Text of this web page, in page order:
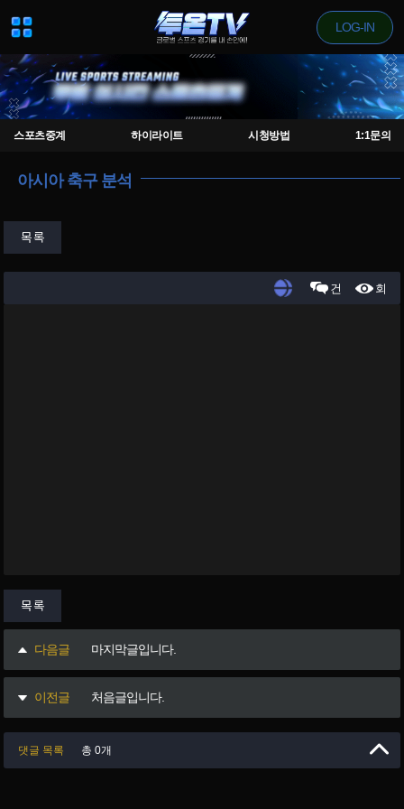
LOG-IN
스포츠중계 하이라이트 시청방법 1:1문의
아시아 축구 분석
목록
건 회
목록
다음글 마지막글입니다.
이전글 처음글입니다.
댓글 목록 총 0개